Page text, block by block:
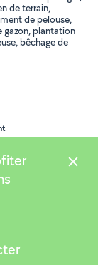
de terrain,
de pelouse,
gazon, plantation
bêchage de